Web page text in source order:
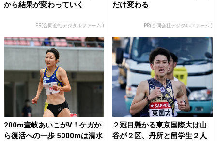
から結果が変わっていく
PR(合同会社デジタルファーム )
だけ変わる
PR(合同会社デジタルファーム )
200m壹岐あいこがV！ケガか
ら復活への一歩 5000mは清水
２冠目懸かる東京国際大は山
谷が２区、丹所と留学生２人